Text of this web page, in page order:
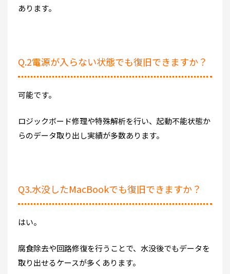
あります。
Q.2電源が入らない状態でも復旧できますか？
可能です。
ロジックボード修理や特殊解析を行い、起動不能状態か
らのデータ取り出し実績が多数あります。
Q3.水没したMacBookでも復旧できますか？
はい。
腐食除去や回路修復を行うことで、水没後でもデータを
取り出せるケースが多くあります。